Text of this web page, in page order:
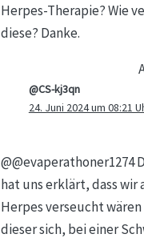
Herpes-Therapie? Wie
diese? Danke.
@CS-kj3qn
24. Juni 2024 um 08:21
@@evaperathoner1274
hat uns erklärt, dass wir
Herpes verseucht
dieser sich, bei einer